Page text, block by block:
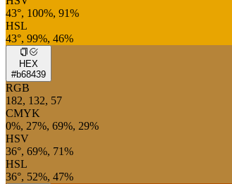
43°, 100%, 91%
HSL
43°, 99%, 46%
HEX
#b68439
RGB
182, 132, 57
CMYK
0%, 27%, 69%, 29%
HSV
36°, 69%, 71%
HSL
36°, 52%, 47%